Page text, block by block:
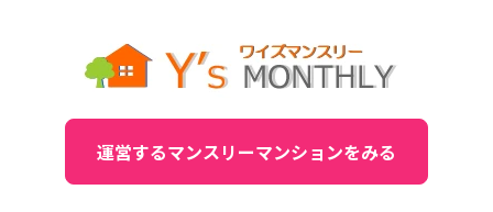
運営するマンスリーマンションをみる